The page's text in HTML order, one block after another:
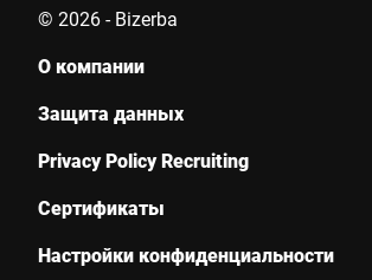
© 2026 - Bizerba
О компании
Защита данных
Privacy Policy Recruiting
Сертификаты
Настройки конфиденциальности